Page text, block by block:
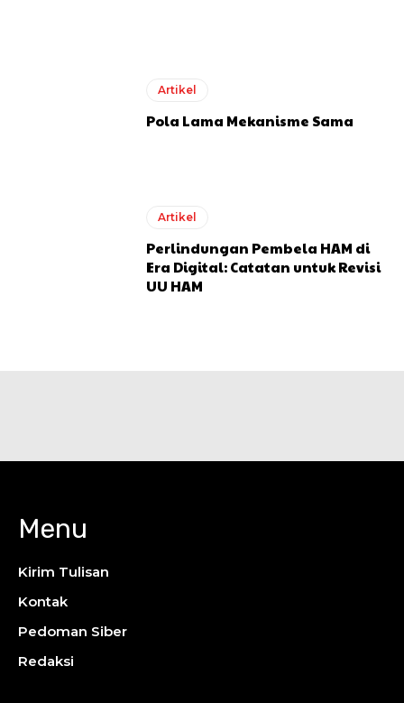
Artikel
Pola Lama Mekanisme Sama
Artikel
Perlindungan Pembela HAM di
Era Digital: Catatan untuk Revisi
UU HAM
Menu
Kirim Tulisan
Kontak
Pedoman Siber
Redaksi